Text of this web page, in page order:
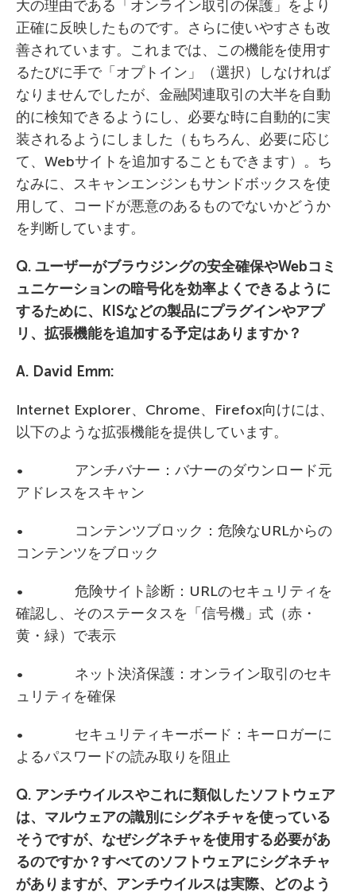
大の理由である「オンライン取引の保護」をより
正確に反映したものです。さらに使いやすさも改
善されています。これまでは、この機能を使用す
るたびに手で「オプトイン」（選択）しなければ
なりませんでしたが、金融関連取引の大半を自動
的に検知できるようにし、必要な時に自動的に実
装されるようにしました（もちろん、必要に応じ
て、Webサイトを追加することもできます）。ち
なみに、スキャンエンジンもサンドボックスを使
用して、コードが悪意のあるものでないかどうか
を判断しています。
Q. ユーザーがブラウジングの安全確保やWebコミ
ュニケーションの暗号化を効率よくできるように
するために、 KISなどの製品にプラグインやアプ
リ、拡張機能を追加する予定はありますか？
A. David Emm:
Internet Explorer、Chrome、Firefox向けには、
以下のような拡張機能を提供しています。
• アンチバナー：バナーのダウンロード元
アドレスをスキャン
• コンテンツブロック：危険なURLからの
コンテンツをブロック
• 危険サイト診断：URLのセキュリティを
確認し、そのステータスを「信号機」式（赤・
黄・緑）で表示
• ネット決済保護：オンライン取引のセキ
ュリティを確保
• セキュリティキーボード：キーロガーに
よるパスワードの読み取りを阻止
Q. アンチウイルスやこれに類似したソフトウェア
は、マルウェアの識別にシグネチャを使っている
そうですが、なぜシグネチャを使用する必要があ
るのですか？すべてのソフトウェアにシグネチャ
がありますが、アンチウイルスは実際、どのよう